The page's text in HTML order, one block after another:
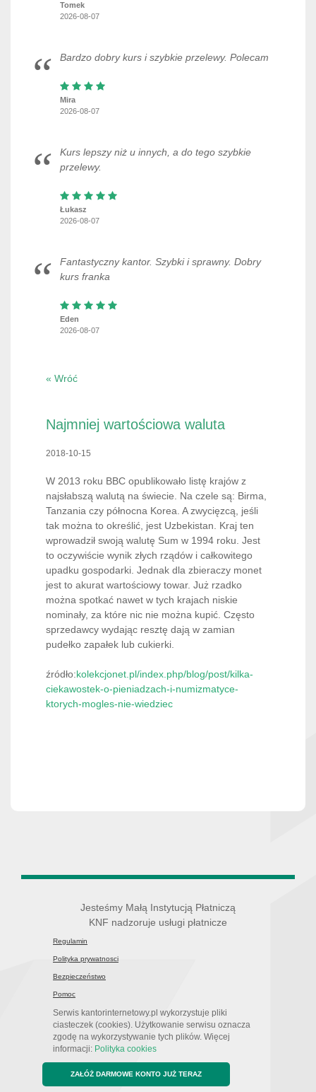
Tomek
2026-08-07
Bardzo dobry kurs i szybkie przelewy. Polecam
Mira
2026-08-07
Kurs lepszy niż u innych, a do tego szybkie
przelewy.
Łukasz
2026-08-07
Fantastyczny kantor. Szybki i sprawny. Dobry
kurs franka
Eden
2026-08-07
« Wróć
Najmniej wartościowa waluta
2018-10-15
W 2013 roku BBC opublikowało listę krajów z
najsłabszą walutą na świecie. Na czele są: Birma,
Tanzania czy północna Korea. A zwycięzcą, jeśli
tak można to określić, jest Uzbekistan. Kraj ten
wprowadził swoją walutę Sum w 1994 roku. Jest
to oczywiście wynik złych rządów i całkowitego
upadku gospodarki. Jednak dla zbieraczy monet
jest to akurat wartościowy towar. Już rzadko
można spotkać nawet w tych krajach niskie
nominały, za które nic nie można kupić. Często
sprzedawcy wydając resztę dają w zamian
pudełko zapałek lub cukierki.
źródło:kolekcjonet.pl/index.php/blog/post/kilka-
ciekawostek-o-pieniadzach-i-numizmatyce-
ktorych-mogles-nie-wiedziec
Jesteśmy Małą Instytucją Płatniczą
KNF nadzoruje usługi płatnicze
Regulamin
Polityka prywatnosci
Bezpieczeństwo
Pomoc
Serwis kantorinternetowy.pl wykorzystuje pliki
ciasteczek (cookies). Użytkowanie serwisu oznacza
zgodę na wykorzystywanie tych plików. Więcej
informacji: Polityka cookies
ZAŁÓŻ DARMOWE KONTO JUŻ TERAZ